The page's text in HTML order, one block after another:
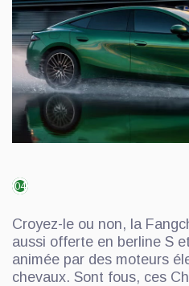
04
Croyez-le ou non, la
aussi offerte en berline S
animée par des moteurs
chevaux. Sont fous, ces